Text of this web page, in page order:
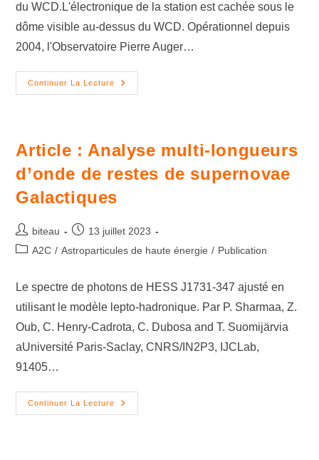
du WCD.L'électronique de la station est cachée sous le
dôme visible au-dessus du WCD. Opérationnel depuis
2004, l'Observatoire Pierre Auger…
Continuer La Lecture
Article : Analyse multi-longueurs
d’onde de restes de supernovae
Galactiques
biteau
13 juillet 2023
A2C / Astroparticules de haute énergie / Publication
Le spectre de photons de HESS J1731-347 ajusté en
utilisant le modèle lepto-hadronique. Par P. Sharmaa, Z.
Oub, C. Henry-Cadrota, C. Dubosa and T. Suomijärvia
aUniversité Paris-Saclay, CNRS/IN2P3, IJCLab,
91405…
Continuer La Lecture